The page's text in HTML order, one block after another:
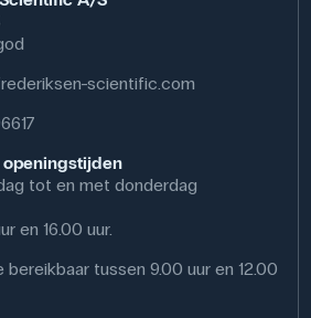
scientific.com
openingstijden
tot en met donderdag
en 16.00 uur.
bereikbaar tussen 9.00 uur en 12.00